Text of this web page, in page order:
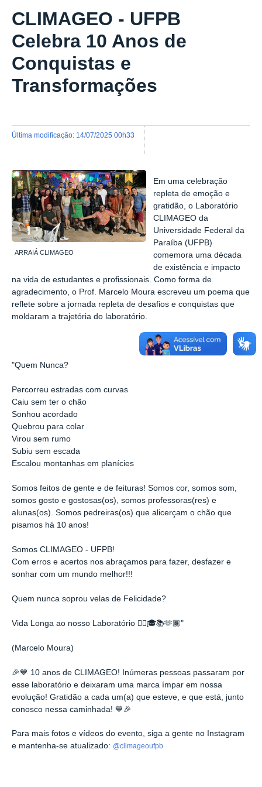
CLIMAGEO - UFPB
Celebra 10 Anos de
Conquistas e
Transformações
última modificação: 14/07/2025 00h33
ARRAIÁ CLIMAGEO
Em uma celebração
repleta de emoção e
gratidão, o Laboratório
CLIMAGEO da
Universidade Federal da
Paraíba (UFPB)
comemora uma década
de existência e impacto
na vida de estudantes e profissionais. Como forma de
agradecimento, o Prof. Marcelo Moura escreveu um poema que
reflete sobre a jornada repleta de desafios e conquistas que
moldaram a trajetória do laboratório.
"Quem Nunca?
Percorreu estradas com curvas
Caiu sem ter o chão
Sonhou acordado
Quebrou para colar
Virou sem rumo
Subiu sem escada
Escalou montanhas em planícies
Somos feitos de gente e de feituras! Somos cor, somos som,
somos gosto e gostosas(os), somos professoras(res) e
alunas(os). Somos pedreiras(os) que alicerçam o chão que
pisamos há 10 anos!
Somos CLIMAGEO - UFPB!
Com erros e acertos nos abraçamos para fazer, desfazer e
sonhar com um mundo melhor!!!
Quem nunca soprou velas de Felicidade?
Vida Longa ao nosso Laboratório ✊🏾🎓📚🫶🏾"
(Marcelo Moura)
🎉💙 10 anos de CLIMAGEO! Inúmeras pessoas passaram por
esse laboratório e deixaram uma marca ímpar em nossa
evolução! Gratidão a cada um(a) que esteve, e que está, junto
conosco nessa caminhada! 💙🎉
Para mais fotos e vídeos do evento, siga a gente no Instagram
e mantenha-se atualizado: @climageoufpb